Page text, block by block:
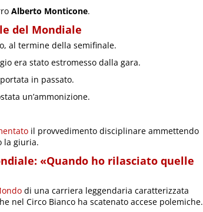
Alberto Monticone.
del Mondiale
al termine della semifinale.
era stato estromesso dalla gara.
in passato.
un’ammonizione.
il provvedimento disciplinare ammettendo
la giuria.
«Quando ho rilasciato quelle
di una carriera leggendaria caratterizzata
nel Circo Bianco ha scatenato accese polemiche.